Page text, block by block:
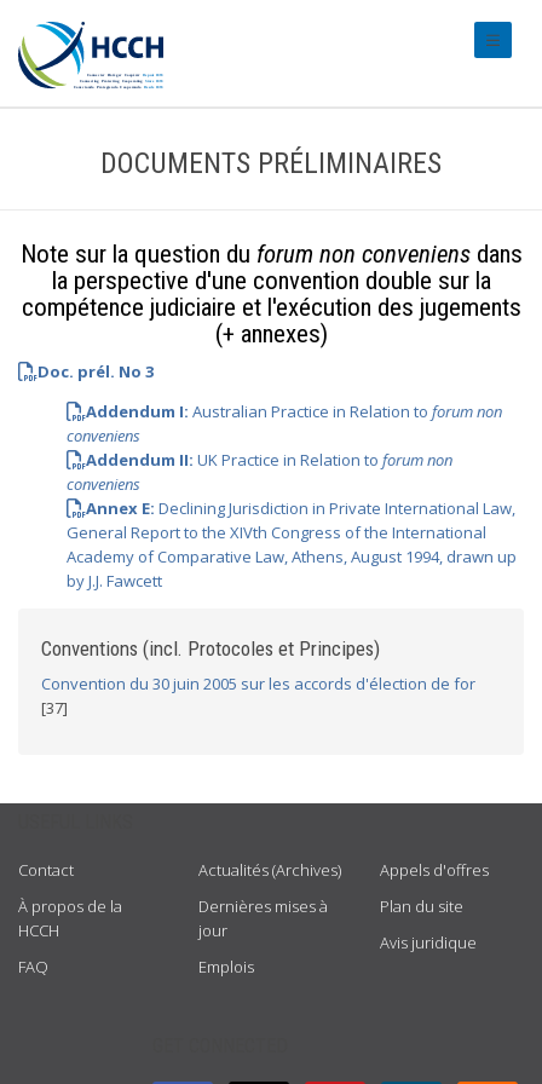
DOCUMENTS PRÉLIMINAIRES
Note sur la question du forum non conveniensdans
la perspective d'une convention double sur la
compétence judiciaire et l'exécution des jugements
(+ annexes)
Doc. prél. No 3
Addendum I: Australian Practice in Relation toforum non
conveniens
Addendum II: UK Practice in Relation toforum non
conveniens
Annex E: Declining Jurisdiction in Private International Law,
General Report to the XIVth Congress of the International
Academy of Comparative Law, Athens, August 1994, drawn up
by J.J. Fawcett
Conventions (incl. Protocoles et Principes)
Convention du 30 juin 2005 sur les accords d'élection de for
[37]
Contact
À propos de la
HCCH
FAQ
Actualités (Archives)
Dernières mises à
jour
Emplois
Appels d'offres
Plan du site
Avis juridique